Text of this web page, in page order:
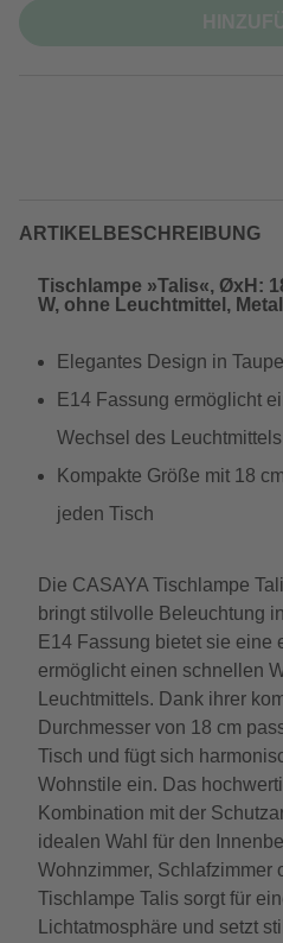
ARTIKELBESCHREIBUNG
Tischlampe »Talis«, ØxH:
W, ohne Leuchtmittel,
Elegantes Design in
E14 Fassung ermöglicht
Wechsel des Leuchtmittels
Kompakte Größe mit 18
jeden Tisch
Die CASAYA Tischlampe
bringt stilvolle Beleuchtung
E14 Fassung bietet sie eine
ermöglicht einen schnellen
Leuchtmittels. Dank ihrer
Durchmesser von 18 cm
Tisch und fügt sich
Wohnstile ein. Das
Kombination mit der
idealen Wahl für den
Wohnzimmer, Schlafzimmer
Tischlampe Talis sorgt für
Lichtatmosphäre und setzt